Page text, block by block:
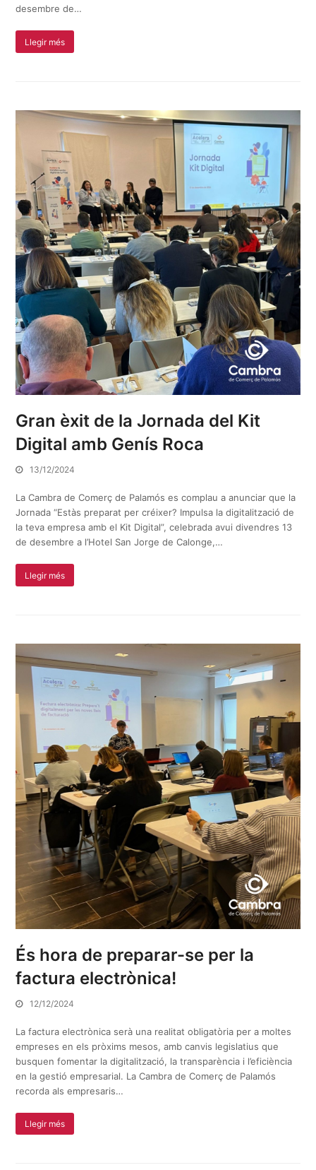
desembre de…
Llegir més
Gran èxit de la Jornada del Kit
Digital amb Genís Roca
13/12/2024
La Cambra de Comerç de Palamós es complau a anunciar que la
Jornada “Estàs preparat per créixer? Impulsa la digitalització de
la teva empresa amb el Kit Digital”, celebrada avui divendres 13
de desembre a l’Hotel San Jorge de Calonge,…
Llegir més
És hora de preparar-se per la
factura electrònica!
12/12/2024
La factura electrònica serà una realitat obligatòria per a moltes
empreses en els pròxims mesos, amb canvis legislatius que
busquen fomentar la digitalització, la transparència i l’eficiència
en la gestió empresarial. La Cambra de Comerç de Palamós
recorda als empresaris…
Llegir més